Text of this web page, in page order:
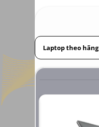
Laptop theo hãng